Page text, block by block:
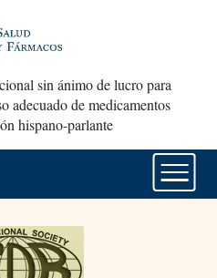
sin ánimo de lucro para
adecuado de medicamentos
hispano-parlante